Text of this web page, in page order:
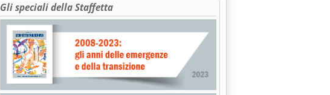
Gli speciali della Staffetta